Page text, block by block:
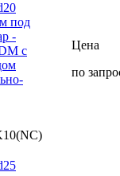
под
-
с
Цена
по